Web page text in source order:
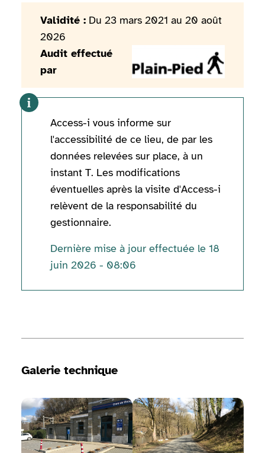
Validité : Du 23 mars 2021 au 20 août
2026
Audit effectué
par
Access-i vous informe sur
l'accessibilité de ce lieu, de par les
données relevées sur place, à un
instant T. Les modifications
éventuelles après la visite d'Access-i
relèvent de la responsabilité du
gestionnaire.
Dernière mise à jour effectuée le 18
juin 2026 - 08:06
Galerie technique
Voir la galerie d'image Voir la galerie d'image Voir